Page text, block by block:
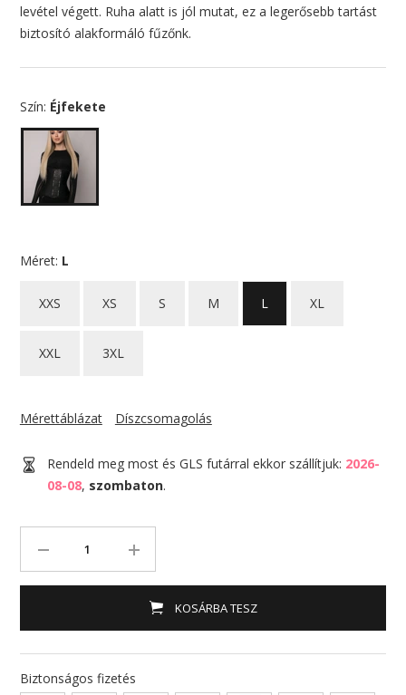
levétel végett. Ruha alatt is jól mutat, ez a legerősebb tartást
biztosító alakformáló fűzőnk.
Szín: Éjfekete
Méret: L
XXS XS S M L XL
XXL 3XL
Mérettáblázat Díszcsomagolás
Rendeld meg most és GLS futárral ekkor szállítjuk: 2026-
08-08, szombaton.
KOSÁRBA TESZ
Biztonságos fizetés